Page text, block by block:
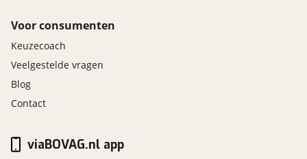
Voor consumenten
Keuzecoach
Veelgestelde vragen
Blog
Contact
viaBOVAG.nl app